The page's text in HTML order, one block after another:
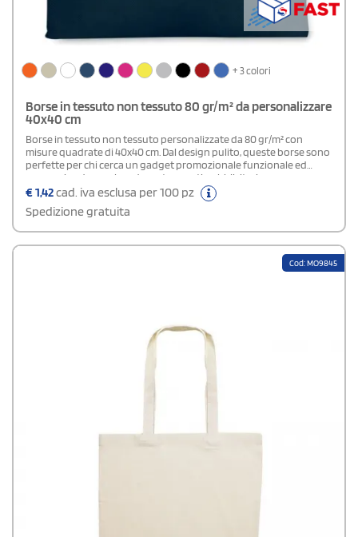
+ 3 colori
Borse in tessuto non tessuto 80 gr/m² da personalizzare
40x40 cm
Borse in tessuto non tessuto personalizzate da 80 gr/m² con
misure quadrate di 40x40 cm. Dal design pulito, queste borse sono
perfette per chi cerca un gadget promozionale funzionale ed
economico da regalare durante eventi pubblicitari.
€1,42cad. iva esclusa per 100 pz
Spedizione gratuita
Cod: MO9845